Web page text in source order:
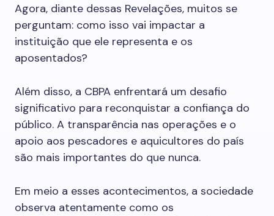
Agora, diante dessas Revelações, muitos se
perguntam: como isso vai impactar a
instituição que ele representa e os
aposentados?
Além disso, a CBPA enfrentará um desafio
significativo para reconquistar a confiança do
público. A transparência nas operações e o
apoio aos pescadores e aquicultores do país
são mais importantes do que nunca.
Em meio a esses acontecimentos, a sociedade
observa atentamente como os